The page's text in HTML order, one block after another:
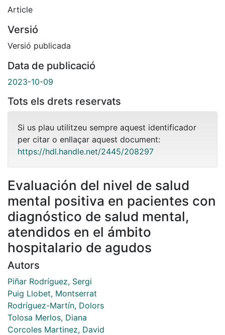
Article
Versió
Versió publicada
Data de publicació
2023-10-09
Tots els drets reservats
Si us plau utilitzeu sempre aquest identificador
per citar o enllaçar aquest document:
https://hdl.handle.net/2445/208297
Evaluación del nivel de salud
mental positiva en pacientes con
diagnóstico de salud mental,
atendidos en el ámbito
hospitalario de agudos
Autors
Piñar Rodríguez, Sergi
Puig Llobet, Montserrat
Rodríguez-Martín, Dolors
Tolosa Merlos, Diana
Corcoles Martinez, David